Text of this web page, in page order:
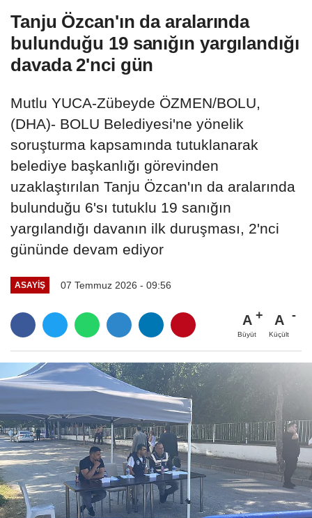
Tanju Özcan'ın da aralarında
bulunduğu 19 sanığın yargılandığı
davada 2'nci gün
Mutlu YUCA-Zübeyde ÖZMEN/BOLU,
(DHA)- BOLU Belediyesi'ne yönelik
soruşturma kapsamında tutuklanarak
belediye başkanlığı görevinden
uzaklaştırılan Tanju Özcan'ın da aralarında
bulunduğu 6'sı tutuklu 19 sanığın
yargılandığı davanın ilk duruşması, 2'nci
gününde devam ediyor
ASAYIŞ 07 Temmuz 2026 - 09:56
A
Büyüt
A
Küçült